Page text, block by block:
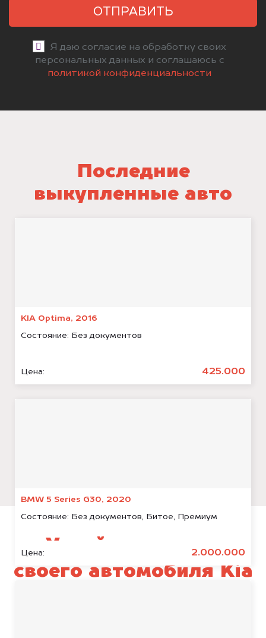
ОТПРАВИТЬ
Я даю согласие на обработку своих
персональных данных и соглашаюсь с
политикой конфиденциальности
Последние
выкупленные авто
KIA Optima, 2016
Состояние: Без документов
Цена: 425.000
BMW 5 Series G30, 2020
Состояние: Без документов, Битое, Премиум
Цена: 2.000.000
Узнай стоимость
своего автомобиля Kia